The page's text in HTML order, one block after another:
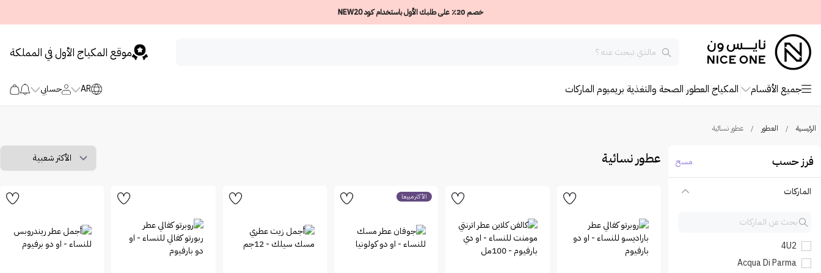
خصم 20٪ على طلبك الأول باستخدام كود NEW20
موقع المكياج الأول في المملكة
جميع الأقسام المكياج العطور الصحة والتغذية بريميوم الماركات AR حسابي
الرئيسية / العطور / عطور نسائية
فرز حسب مسح
الماركات
4U2
Acqua Di Parma
عطور نسائية
الأكثر مبيعاً